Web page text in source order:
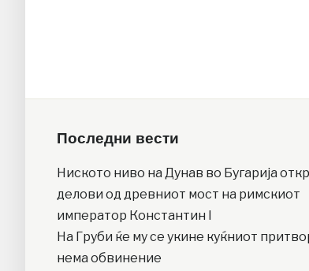
Последни вести
Ниското ниво на Дунав во Бугарија
делови од древниот мост на римскиот
император Константин I
На Груби ќе му се укине куќниот
нема обвинение